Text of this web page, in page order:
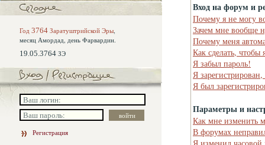
Год 3764 Заратуштрийской Эры,
месяц Амордад, день Фарвардин.
19.05.3764 ЗЭ
Регистрация
Вход на форум и
Почему я не могу
Зачем мне вообще
Почему меня
Как сделать, чтобы
Я забыл пароль!
Я
Я был
Параметры и
Как мне изменить
В форумах